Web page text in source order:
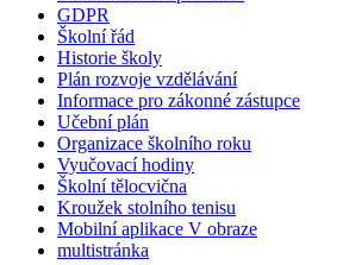
GDPR
Školní řád
Historie školy
Plán rozvoje vzdělávání
Informace pro zákonné zástupce
Učební plán
Organizace školního roku
Vyučovací hodiny
Školní tělocvična
Kroužek stolního tenisu
Mobilní aplikace V obraze
multistránka